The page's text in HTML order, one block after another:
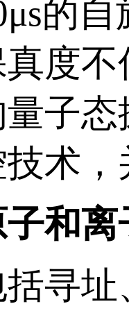
的
度
子
术
和
寻